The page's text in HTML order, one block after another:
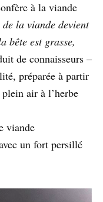
à la viande
la viande devient
bête est grasse,
de connaisseurs –
préparée à partir
air à l’herbe
viande
un fort persillé